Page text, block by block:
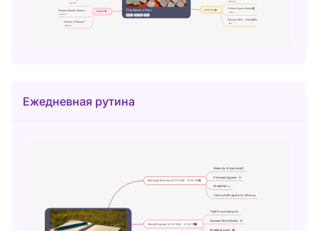
Ежедневная рутина